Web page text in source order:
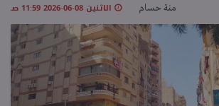
منة حسام الاثنين 08-06-2026 11:59 صـ